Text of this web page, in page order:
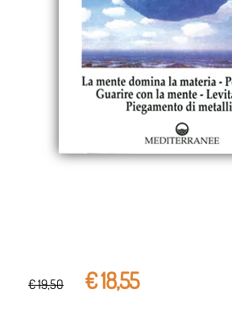
€ 19,50 € 18,55